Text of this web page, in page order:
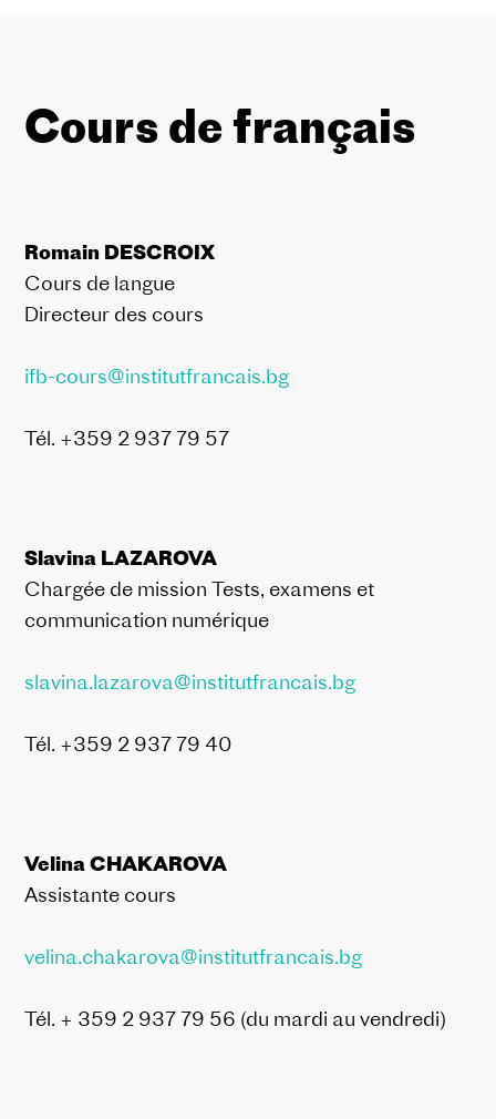
Cours de français
Romain DESCROIX
Cours de langue
Directeur des cours
ifb-cours@institutfrancais.bg
Tél. +359 2 937 79 57
Slavina LAZAROVA
Chargée de mission Tests, examens et
communication numérique
slavina.lazarova@institutfrancais.bg
Tél. +359 2 937 79 40
Velina CHAKAROVA
Assistante cours
velina.chakarova@institutfrancais.bg
Tél. + 359 2 937 79 56 (du mardi au vendredi)